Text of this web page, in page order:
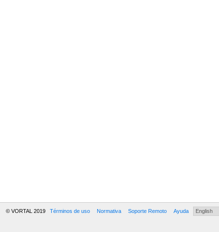
© VORTAL 2019 Términos de uso Normativa Soporte Remoto Ayuda